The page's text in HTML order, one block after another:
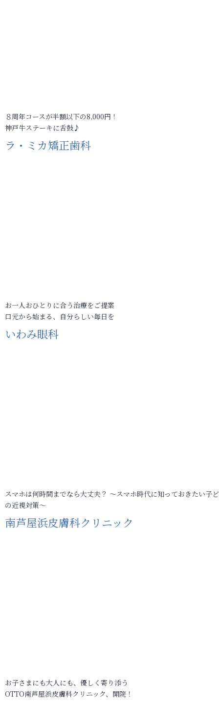
８周年コースが半額以下の8,000円！
神戸牛ステーキに舌鼓♪
ラ・ミカ矯正歯科
お一人おひとりに合う治療をご提案
口元から始まる、自分らしい毎日を
いわみ眼科
スマホは何時間までなら大丈夫？ ～スマホ時代に知っておきたい子
の近視対策～
南芦屋浜皮膚科クリニック
お子さまにも大人にも、優しく寄り添う
OTTO南芦屋浜皮膚科クリニック、開院！